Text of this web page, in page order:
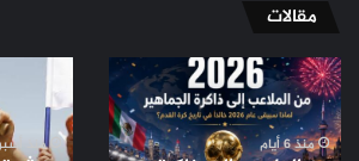
مقالات
من
الملاعب
إلى
ذاكرةمنذ 6 أيام
ثورة
تموز
إلى منذ